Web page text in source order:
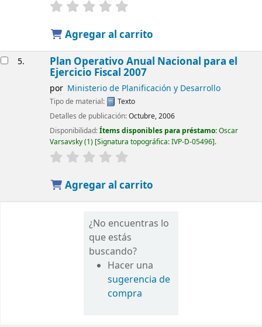
Agregar al carrito
5. Plan Operativo Anual Nacional para el
Ejercicio Fiscal 2007
por Ministerio de Planificación y Desarrollo
Tipo de material:
Texto
Detalles de publicación:Octubre, 2006
Disponibilidad:Ítems disponibles para préstamo:Oscar
Varsavsky(1) Signatura topográfica:IVP-D-05496 .
Agregar al carrito
¿No encuentras lo
que estás
buscando?
Hacer una
sugerencia de
compra